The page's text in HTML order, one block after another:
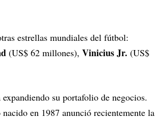
estrellas mundiales del fútbol:
(US$ 62 millones), Vinicius Jr. (US$
su portafolio de negocios.
en 1987 anunció recientemente la